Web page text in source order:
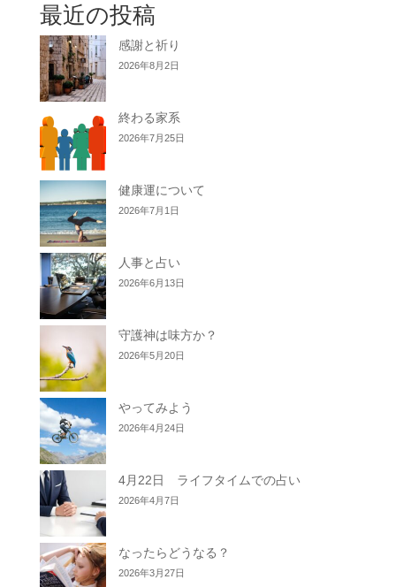
最近の投稿
感謝と祈り
2026年8月2日
終わる家系
2026年7月25日
健康運について
2026年7月1日
人事と占い
2026年6月13日
守護神は味方か？
2026年5月20日
やってみよう
2026年4月24日
4月22日 ライフタイムでの占い
2026年4月7日
なったらどうなる？
2026年3月27日